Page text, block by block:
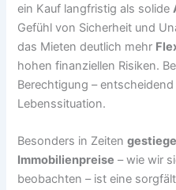
ein Kauf langfristig als solide
Gefühl von Sicherheit und
das Mieten deutlich mehr
hohen finanziellen Risiken.
Berechtigung –
Lebenssituation.
Besonders in Zeiten
Immobilienpreise – wie wir
beobachten – ist eine